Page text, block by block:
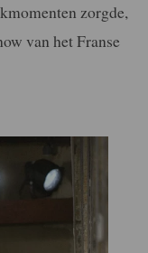
zorgde,
van het Franse